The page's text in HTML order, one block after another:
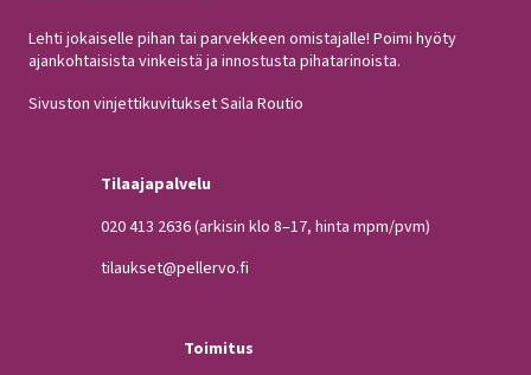
Lehti jokaiselle pihan tai parvekkeen omistajalle! Poimi hyöty
ajankohtaisista vinkeistä ja innostusta pihatarinoista.
Sivuston vinjettikuvitukset Saila Routio
Tilaajapalvelu
020 413 2636(arkisin klo 8–17, hinta mpm/pvm)
tilaukset@pellervo.fi
Toimitus